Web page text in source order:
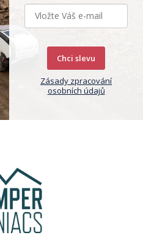
Chci slevu
Zásady zpracování
osobních údajů